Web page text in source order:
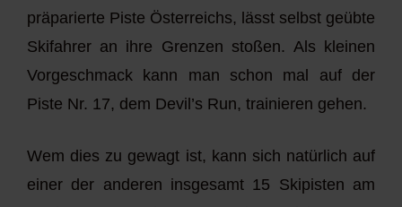
präparierte Piste Österreichs, lässt selbst geübte
Skifahrer an ihre Grenzen stoßen. Als kleinen
Vorgeschmack kann man schon mal auf der
Piste Nr. 17, dem Devil’s Run, trainieren gehen.
Wem dies zu gewagt ist, kann sich natürlich auf
einer der anderen insgesamt 15 Skipisten am